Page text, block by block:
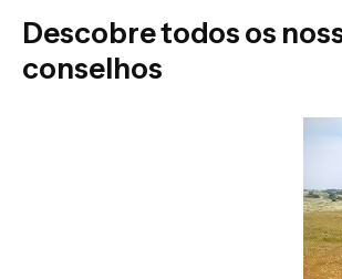
Descobre todos os
conselhos